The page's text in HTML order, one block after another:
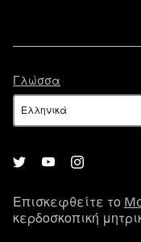
Γλώσσα
Επισκεφθείτε το
κερδοσκοπική